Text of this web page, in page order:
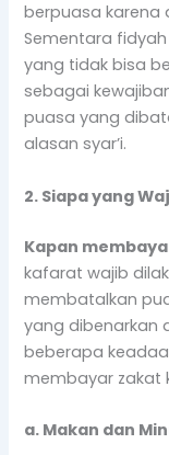
berpuasa karena
Sementara
yang tidak bisa
sebagai
puasa yang
alasan syar’i.
2. Siapa yang
Kapan
kafarat wajib
membatalkan
yang dibenarkan
beberapa
membayar zakat
a. Makan dan